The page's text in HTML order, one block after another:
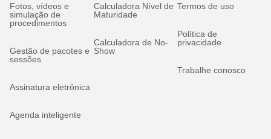
Fotos, vídeos e
simulação de
procedimentos
Gestão de pacotes e
sessões
Assinatura eletrônica
Agenda inteligente
Calculadora Nível de
Maturidade
Calculadora de No-
Show
Termos de uso
Política de
privacidade
Trabalhe conosco